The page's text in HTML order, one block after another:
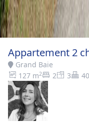
Appartement 2
Grand Baie
127 m2 2 3